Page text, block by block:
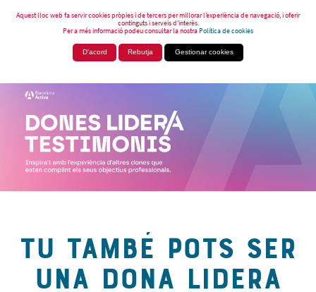
Aquest lloc web fa servir cookies pròpies i de tercers per millorar l’experiència de navegació, i oferir
continguts i serveis d’interès.
Per a més informació podeu consultar la nostraPolítica de cookies
D'acord Rebutja Gestionar cookies
TU TAMBÉ POTS SER
UNA DONA LIDERA